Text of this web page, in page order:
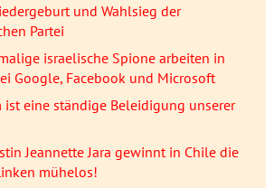
und Wahlsieg der
Partei
israelische Spione arbeiten in
Google, Facebook und Microsoft
ist eine ständige Beleidigung unserer
Jeannette Jara gewinnt in Chile die
mühelos!